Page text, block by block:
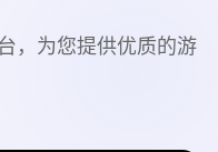
，为您提供优质的游